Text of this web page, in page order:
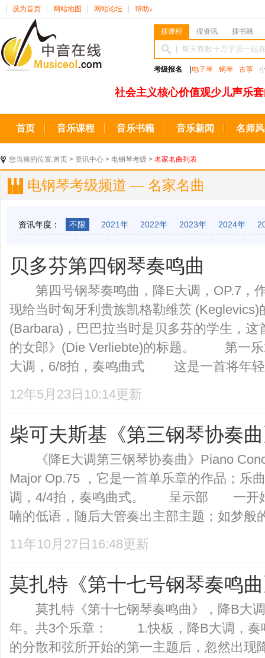
设为首页 网站地图 网站论坛 帮助 ∨
搜课程 搜资讯 搜书籍
考级报名 电子琴 钢琴 古筝
社会主义核心价值观少儿声乐
首页 音乐课程 音乐书籍 音乐新闻 名师
您当前的位置:首页 > 资讯中心 > 电钢琴考级 > 名家名曲列表
电钢琴考级频道 — 名家名曲
资讯年度： 不限 2021年 2022年 2023年 2024年
贝多芬第四钢琴奏鸣曲
第四号钢琴奏鸣曲，降E大调，OP.7，
现给当时匈牙利贵族凯格勒维茨 (Keglevics)
(Barbara)，巴巴拉当时是贝多芬的学生，这
的女郎》(Die Verliebte)的标题。 第一
大调，6/8拍，奏鸣曲式 这是一首将年轻
12年5月23日10:14更新
柴可夫斯基《第三钢琴协奏
《降E大调第三钢琴协奏曲》Piano
Major Op.75 ，它是一首单乐章的作品；乐
调，4/4拍，奏鸣曲式。 呈示部 一开始
喃的低语，随后大管奏出主部主题；如梦般
11年10月27日16:48更新
莫扎特《第十七号钢琴奏鸣
莫扎特《第十七钢琴奏鸣曲》，降B大调
年。共3个乐章： 1.快板，降B大调，奏
的分散和弦所开始的第一主题后，忽然出现